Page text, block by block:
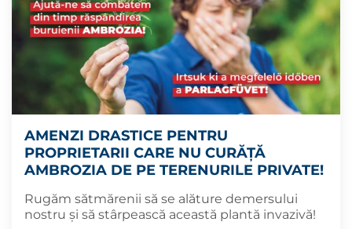
AMENZI DRASTICE PENTRU
PROPRIETARII CARE NU CURĂȚĂ
AMBROZIA DE PE TERENURILE PRIVATE!
Rugăm sătmărenii să se alăture demersului
nostru și să stârpească această plantă invazivă!